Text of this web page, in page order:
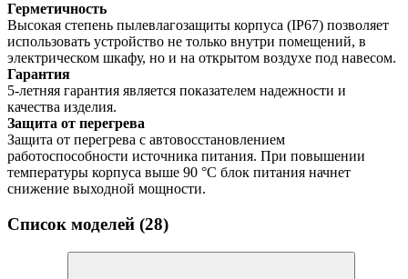
Герметичность
Высокая степень пылевлагозащиты корпуса (IP67) позволяет
использовать устройство не только внутри помещений, в
электрическом шкафу, но и на открытом воздухе под навесом.
Гарантия
5-летняя гарантия является показателем надежности и
качества изделия.
Защита от перегрева
Защита от перегрева с автовосстановлением
работоспособности источника питания. При повышении
температуры корпуса выше 90 °С блок питания начнет
снижение выходной мощности.
Список моделей (28)